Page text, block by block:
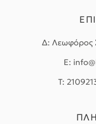
Δ: Λεωφόρος
E:
T: